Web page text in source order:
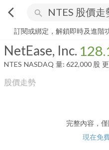
arrow_back_ios search
NetEase, Inc. 128.11-1.91%
訂閱或綁定，解鎖即時及進階
NetEase, Inc.
NTES NASDAQ 量: 622,000 股
股價走勢
完整內容，
現在免